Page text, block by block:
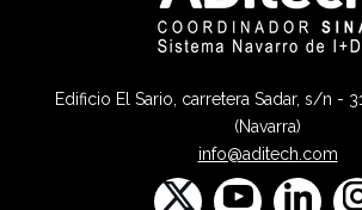
Edificio El Sario, carretera Sadar, s/n -
(Navarra)
info@aditech.com